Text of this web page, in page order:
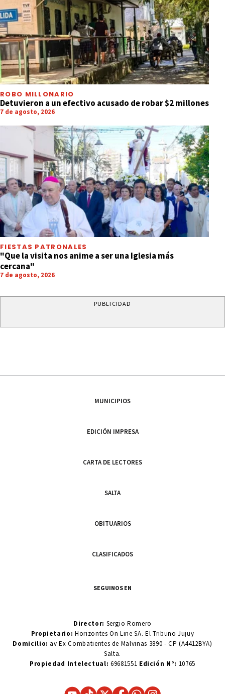
ROBO MILLONARIO
Detuvieron a un efectivo acusado de robar $2 millones
7 de agosto, 2026
FIESTAS PATRONALES
"Que la visita nos anime a ser una Iglesia más
cercana"
7 de agosto, 2026
PUBLICIDAD
MUNICIPIOS
EDICIÓN IMPRESA
CARTA DE LECTORES
SALTA
OBITUARIOS
CLASIFICADOS
SEGUINOS EN
Director: Sergio Romero
Propietario:Horizontes On Line SA. El Tribuno Jujuy
Domicilio: av Ex Combatientes de Malvinas 3890 - CP (A4412BYA)
Salta.
Propiedad Intelectual: 69681551 Edición N°: 10765